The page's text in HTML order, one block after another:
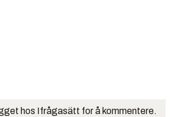
hos Ifrågasätt for å kommentere.